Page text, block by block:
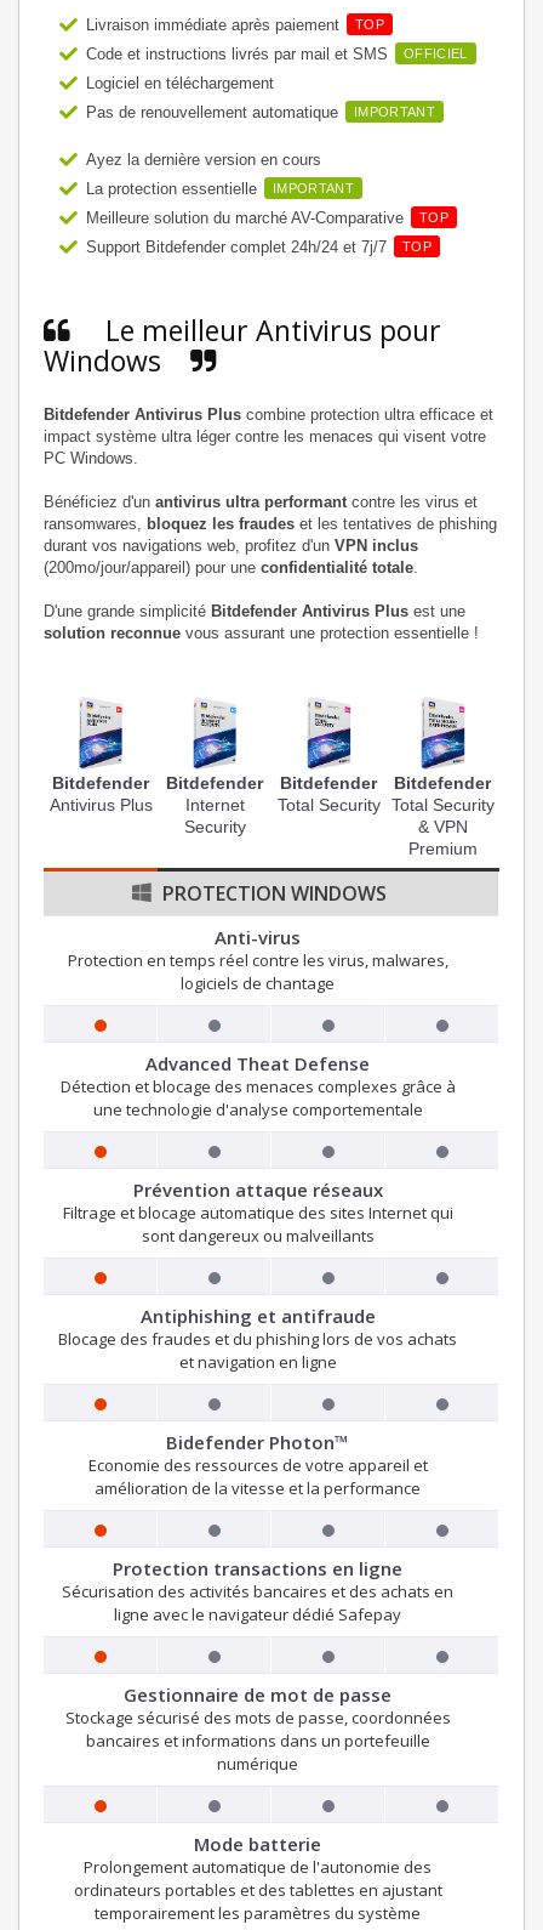
Livraison immédiate après paiement TOP
Code et instructions livrés par mail et SMS OFFICIEL
Logiciel en téléchargement
Pas de renouvellement automatique
IMPORTANT
Ayez la dernière version en cours
La protection essentielle
IMPORTANT
Meilleure solution du marché AV-Comparative TOP
Support Bitdefender complet 24h/24 et 7j/7 TOP
Le meilleur Antivirus pour
Windows
Bitdefender Antivirus Plus combine protection ultra efficace et
impact système ultra léger contre les menaces qui visent votre
PC Windows.
Bénéficiez d'un antivirus ultra performantcontre les virus et
ransomwares, bloquez les fraudes et les tentatives de phishing
durant vos navigations web, profitez d'un VPN inclus
(200mo/jour/appareil) pour une confidentialité totale.
D'une grande simplicité Bitdefender Antivirus Plus est une
solution reconnue vous assurant une protection essentielle !
Bitdefender
Antivirus Plus
Bitdefender
Internet
Security
Bitdefender
Total Security
Bitdefender
Total Security
& VPN
Premium
PROTECTION WINDOWS
Anti-virus
Protection en temps réel contre les virus, malwares,
logiciels de chantage
Advanced Theat Defense
Détection et blocage des menaces complexes grâce à
une technologie d'analyse comportementale
Prévention attaque réseaux
Filtrage et blocage automatique des sites Internet qui
sont dangereux ou malveillants
Antiphishing et antifraude
Blocage des fraudes et du phishing lors de vos achats
et navigation en ligne
Bidefender Photon™
Economie des ressources de votre appareil et
amélioration de la vitesse et la performance
Protection transactions en ligne
Sécurisation des activités bancaires et des achats en
ligne avec le navigateur dédié Safepay
Gestionnaire de mot de passe
Stockage sécurisé des mots de passe, coordonnées
bancaires et informations dans un portefeuille
numérique
Mode batterie
Prolongement automatique de l'autonomie des
ordinateurs portables et des tablettes en ajustant
temporairement les paramètres du système